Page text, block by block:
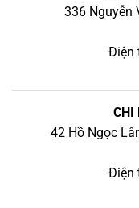
336 Nguyễn
Điện
CHI
42 Hồ Ngọc
Điện